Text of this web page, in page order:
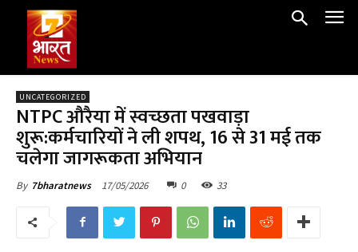
UNCATEGORIZED
NTPC औरैया में स्वच्छता पखवाड़ा
शुरू:कर्मचारियों ने ली शपथ, 16 से 31 मई तक
चलेगा जागरूकता अभियान
By 7bharatnews 17/05/2026 0 33